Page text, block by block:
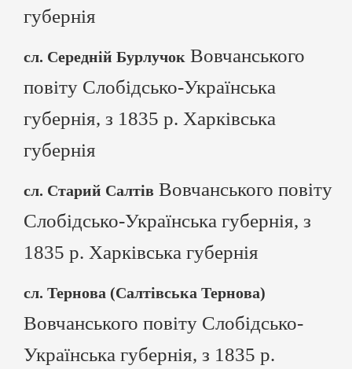
губернія
сл. Середній Бурлучок Вовчанського
повіту Слобідсько-Українська
губернія, з 1835 р. Харківська
губернія
сл. Старий Салтів Вовчанського повіту
Слобідсько-Українська губернія, з
1835 р. Харківська губернія
сл. Тернова (Салтівська Тернова)
Вовчанського повіту Слобідсько-
Українська губернія, з 1835 р.